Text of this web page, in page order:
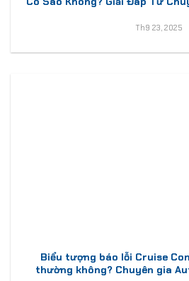
Th9 23, 2025
Biểu tượng báo lỗi Cruise
thường không? Chuyên gia